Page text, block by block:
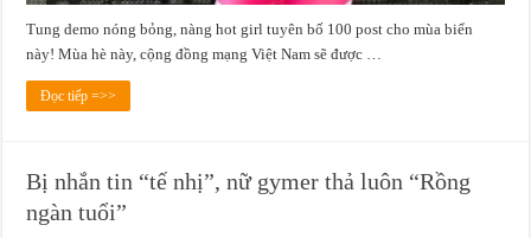
Tung demo nóng bỏng, nàng hot girl tuyên bố 100 post cho mùa biển
này! Mùa hè này, cộng đồng mạng Việt Nam sẽ được …
Đọc tiếp =>>
Bị nhắn tin “tế nhị”, nữ gymer thả luôn “Rồng
ngàn tuổi”